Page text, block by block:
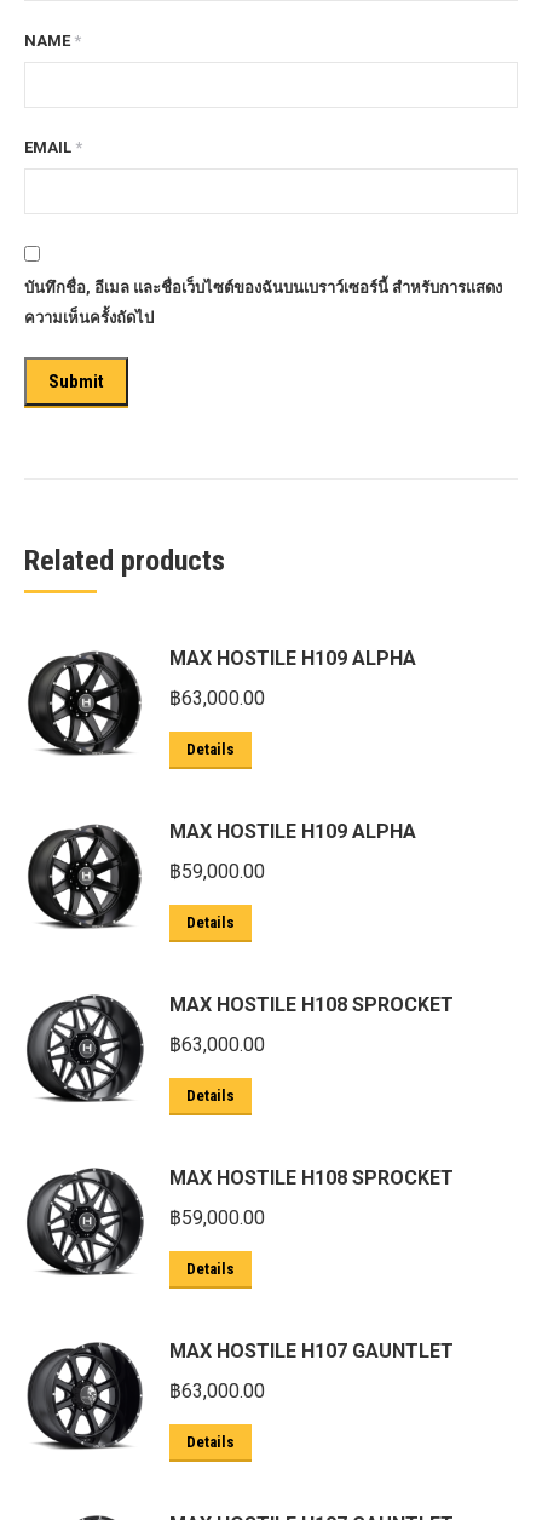
NAME *
EMAIL *
บันทึกชื่อ, อีเมล และชื่อเว็บไซต์ของฉันบนเบราว์เซอร์นี้ สำหรับการแสดง
ความเห็นครั้งถัดไป
Related products
MAX HOSTILE H109 ALPHA
฿63,000.00
Details
MAX HOSTILE H109 ALPHA
฿59,000.00
Details
MAX HOSTILE H108 SPROCKET
฿63,000.00
Details
MAX HOSTILE H108 SPROCKET
฿59,000.00
Details
MAX HOSTILE H107 GAUNTLET
฿63,000.00
Details